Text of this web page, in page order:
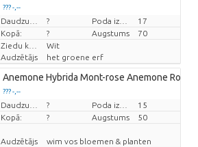
??? -,--
Cena par vienību
?
17
Kopā:
? Augstums
70
Ziedu krāsas
Wit
Audzētājs
het groene erf
Anemone Hybrida Mont-rose Anemone Rose
??? -,--
Cena par vienību
?
15
Kopā:
? Augstums 50
Audzētājs wim vos bloemen & planten